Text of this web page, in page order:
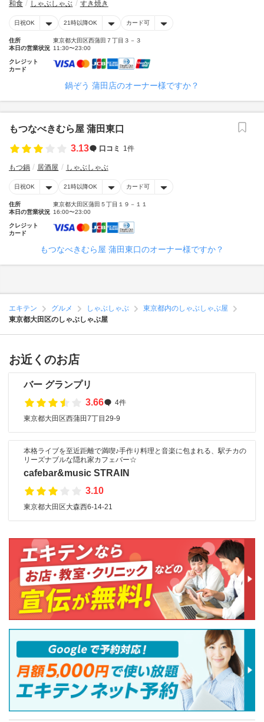
和食 しゃぶしゃぶ すき焼き
日祝OK 21時以降OK カード可
住所
東京都大田区西蒲田７丁目３－３
本日の営業状況 11:30〜23:00
クレジット
カード
鍋ぞう 蒲田店のオーナー様ですか？
もつなべきむら屋 蒲田東口
3.13
口コミ 1件
もつ鍋 居酒屋 しゃぶしゃぶ
日祝OK 21時以降OK カード可
住所
東京都大田区蒲田５丁目１９－１１
本日の営業状況 16:00〜23:00
クレジット
カード
もつなべきむら屋 蒲田東口のオーナー様ですか？
エキテン グルメ しゃぶしゃぶ
東京都内のしゃぶしゃぶ屋
東京都大田区のしゃぶしゃぶ屋
お近くのお店
バー グランプリ
3.66
4件
東京都大田区西蒲田7丁目29-9
本格ライブを至近距離で満喫♪手作り料理と音楽に包まれる、駅チカの
リーズナブルな隠れ家カフェバー☆
cafebar&music STRAIN
3.10
東京都大田区大森西6-14-21